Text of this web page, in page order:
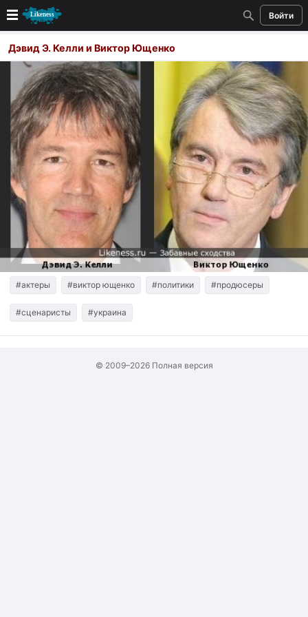
Войти
Новые
Лучшие
Голосование
Кандидаты
Случайное сходство 👍
Создать сходство
Для публикации необходима авторизация
Поиск
Дэвид Э. Келли и Виктор Ющенко
#актеры #виктор ющенко #политики #продюсеры
#сценаристы #украина
© 2009–2026 Полная версия